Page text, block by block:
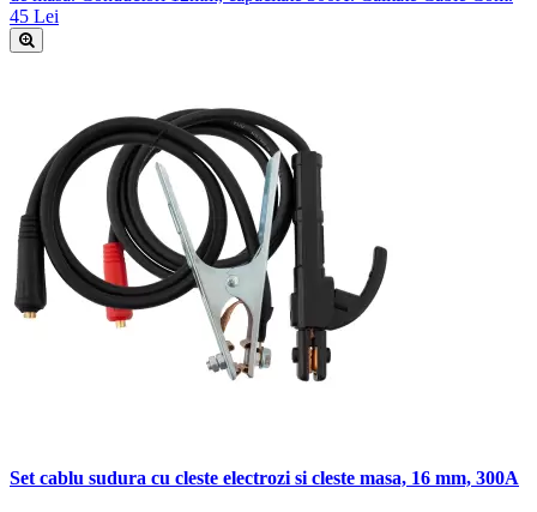
45 Lei
Set cablu sudura cu cleste electrozi si cleste masa, 16 mm, 300A